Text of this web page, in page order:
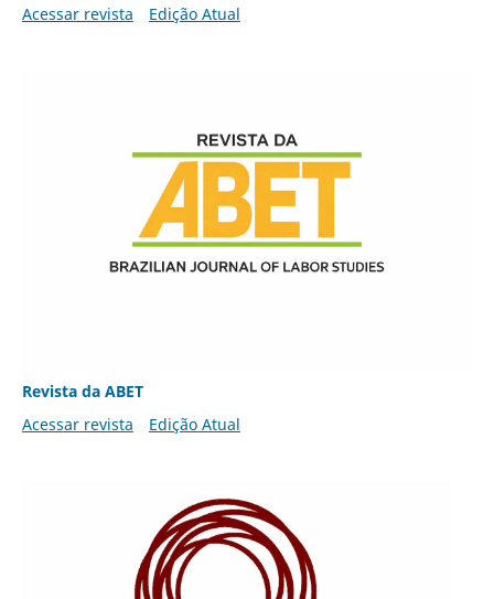
Acessar revista Edição Atual
Revista da ABET
Acessar revista
Edição Atual